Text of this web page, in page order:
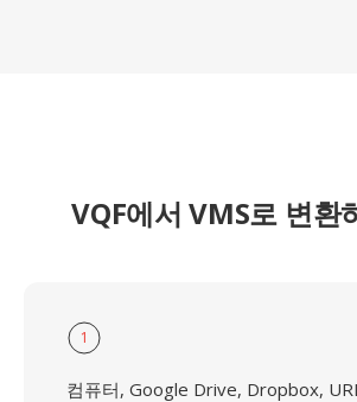
VQF에서 VMS로 변환
1
컴퓨터, Google Drive, Dropbox,